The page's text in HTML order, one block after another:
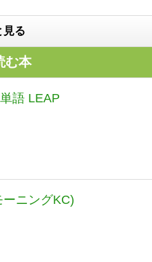
見る
む本
語 LEAP
ーニングKC)